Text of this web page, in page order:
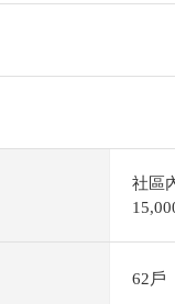
社區
62戶